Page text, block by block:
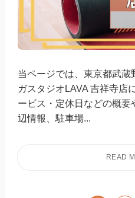
当ページでは、東京都武蔵
ガスタジオLAVA 吉祥寺店
ービス・定休日などの概
辺情報、駐車場...